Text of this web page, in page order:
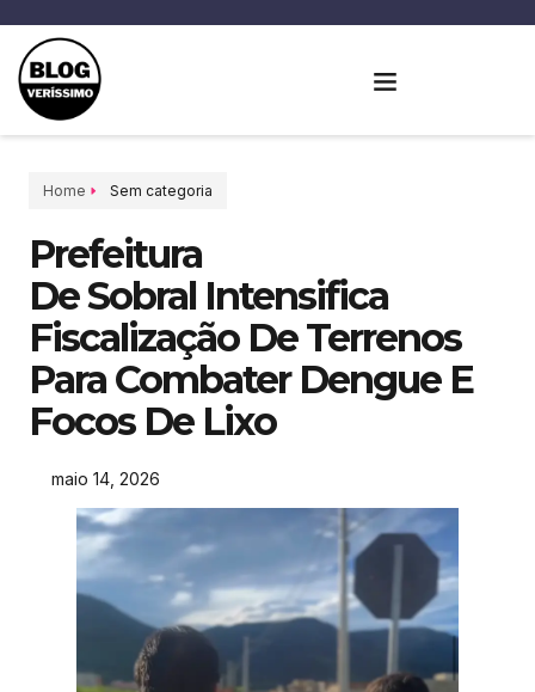
Home Sem categoria
Prefeitura
De Sobral Intensifica
Fiscalização De Terrenos
Para Combater Dengue E
Focos De Lixo
maio 14, 2026